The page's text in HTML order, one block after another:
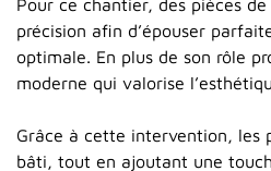
Pour ce chantier, des pièces
précision afin d’épouser
optimale. En plus de son rôle
moderne qui valorise
Grâce à cette intervention, les
bâti, tout en ajoutant une